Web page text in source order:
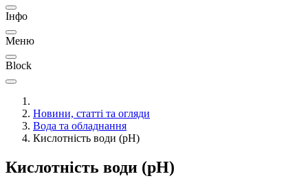
Інфо
Меню
Block
Новини, статті та огляди
Вода та обладнання
Кислотність води (рН)
Кислотність води (рН)